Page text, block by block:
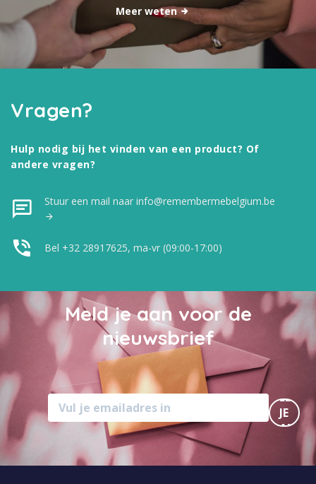
Meer weten
Vragen?
Hulp nodig bij het vinden van een product? Of
andere vragen?
Stuur een mail naar info@remembermebelgium.be
Bel +32 28917625, ma-vr (09:00-17:00)
Meld je aan voor de
nieuwsbrief
MELD
JE
AAN